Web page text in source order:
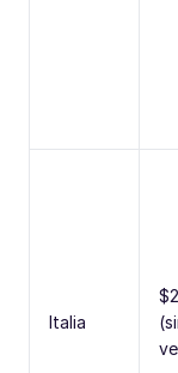
Italia